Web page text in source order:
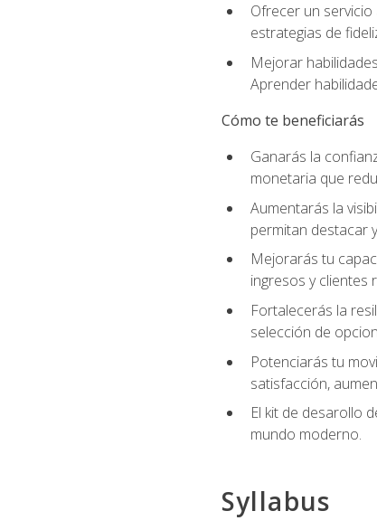
Ofrecer un
estrategias de
Mejorar
Aprender
Cómo te beneficiarás
Ganarás la
monetaria que
Aumentarás la
permitan destacar
Mejorarás tu
ingresos y clientes
Fortalecerás la
selección de
Potenciarás tu
satisfacción,
El kit de desarollo
mundo moderno.
Syllabus